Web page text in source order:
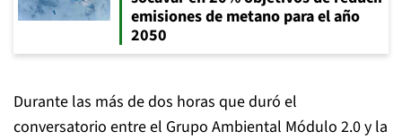
emisiones de metano para el año
2050
Durante las más de dos horas que duró el
conversatorio entre el Grupo Ambiental Módulo 2.0 y la